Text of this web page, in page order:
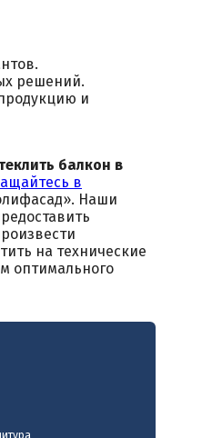
решений.
и
балкон в
в
Наши
на технические
оптимального